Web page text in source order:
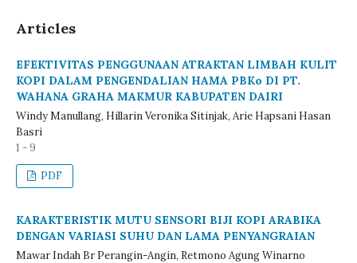
Articles
EFEKTIVITAS PENGGUNAAN ATRAKTAN LIMBAH KULIT
KOPI DALAM PENGENDALIAN HAMA PBKo DI PT.
WAHANA GRAHA MAKMUR KABUPATEN DAIRI
Windy Manullang, Hillarin Veronika Sitinjak, Arie Hapsani Hasan
Basri
1 - 9
PDF
KARAKTERISTIK MUTU SENSORI BIJI KOPI ARABIKA
DENGAN VARIASI SUHU DAN LAMA PENYANGRAIAN
Mawar Indah Br Perangin-Angin, Retmono Agung Winarno